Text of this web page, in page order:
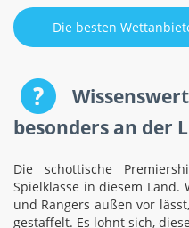
Die besten
besonders an der
Die schottische
Spielklasse in diesem Land.
und Rangers außen vor
gestaffelt. Es lohnt sich,